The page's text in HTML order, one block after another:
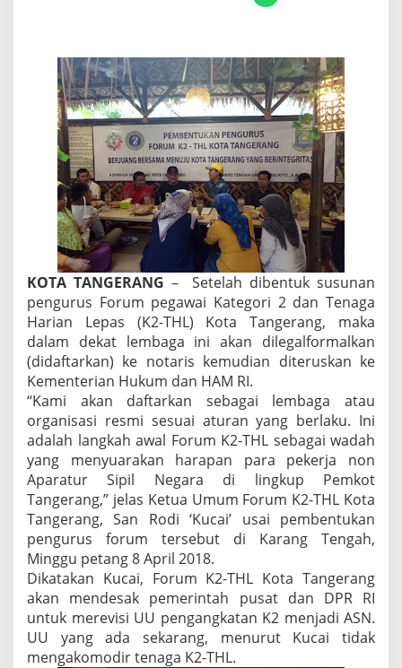
e
s
a
k
P
e
m
e
r
i
n
t
h
d
a
n
D
P
R
R
e
v
i
i
U
U
A
KOTA TANGERANG – Setelah dibentuk susunan
pengurus Forum pegawai Kategori 2 dan Tenaga
Harian Lepas (K2-THL) Kota Tangerang, maka
dalam dekat lembaga ini akan dilegalformalkan
(didaftarkan) ke notaris kemudian diteruskan ke
Kementerian Hukum dan HAM RI.
“Kami akan daftarkan sebagai lembaga atau
organisasi resmi sesuai aturan yang berlaku. Ini
adalah langkah awal Forum K2-THL sebagai wadah
yang menyuarakan harapan para pekerja non
Aparatur Sipil Negara di lingkup Pemkot
Tangerang,” jelas Ketua Umum Forum K2-THL Kota
Tangerang, San Rodi ‘Kucai’ usai pembentukan
pengurus forum tersebut di Karang Tengah,
Minggu petang 8 April 2018.
Dikatakan Kucai, Forum K2-THL Kota Tangerang
akan mendesak pemerintah pusat dan DPR RI
untuk merevisi UU pengangkatan K2 menjadi ASN.
UU yang ada sekarang, menurut Kucai tidak
mengakomodir tenaga K2-THL.